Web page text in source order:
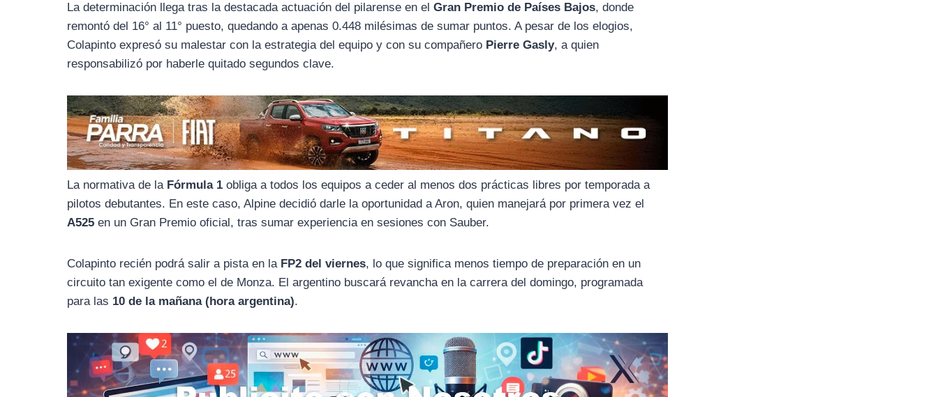
o
k
r
A
La determinación llega tras la destacada actuación del pilarense en elGran Premio de Países Bajos, donde
remontó del 16° al 11° puesto, quedando a apenas 0.448 milésimas de sumar puntos. A pesar de los elogios,
Colapinto expresó su malestar con la estrategia del equipo y con su compañero Pierre Gasly, a quien
responsabilizó por haberle quitado segundos clave.
La normativa de la Fórmula 1 obliga a todos los equipos a ceder al menos dos prácticas libres por temporada a
pilotos debutantes. En este caso, Alpine decidió darle la oportunidad a Aron, quien manejará por primera vez el
A525 en un Gran Premio oficial, tras sumar experiencia en sesiones con Sauber.
Colapinto recién podrá salir a pista en la FP2 del viernes, lo que significa menos tiempo de preparación en un
circuito tan exigente como el de Monza. El argentino buscará revancha en la carrera del domingo, programada
para las 10 de la mañana (hora argentina).